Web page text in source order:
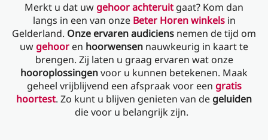
Merkt u dat uwgehoor achteruit gaat? Kom dan
langs in een van onze Beter Horen winkelsin
Gelderland. Onze ervaren audiciens nemen de tijd om
uwgehoor en hoorwensen nauwkeurig in kaart te
brengen. Zij laten u graag ervaren wat onze
hooroplossingenvoor u kunnen betekenen. Maak
geheel vrijblijvend een afspraak voor een gratis
hoortest. Zo kunt u blijven genieten van degeluiden
die voor u belangrijk zijn.